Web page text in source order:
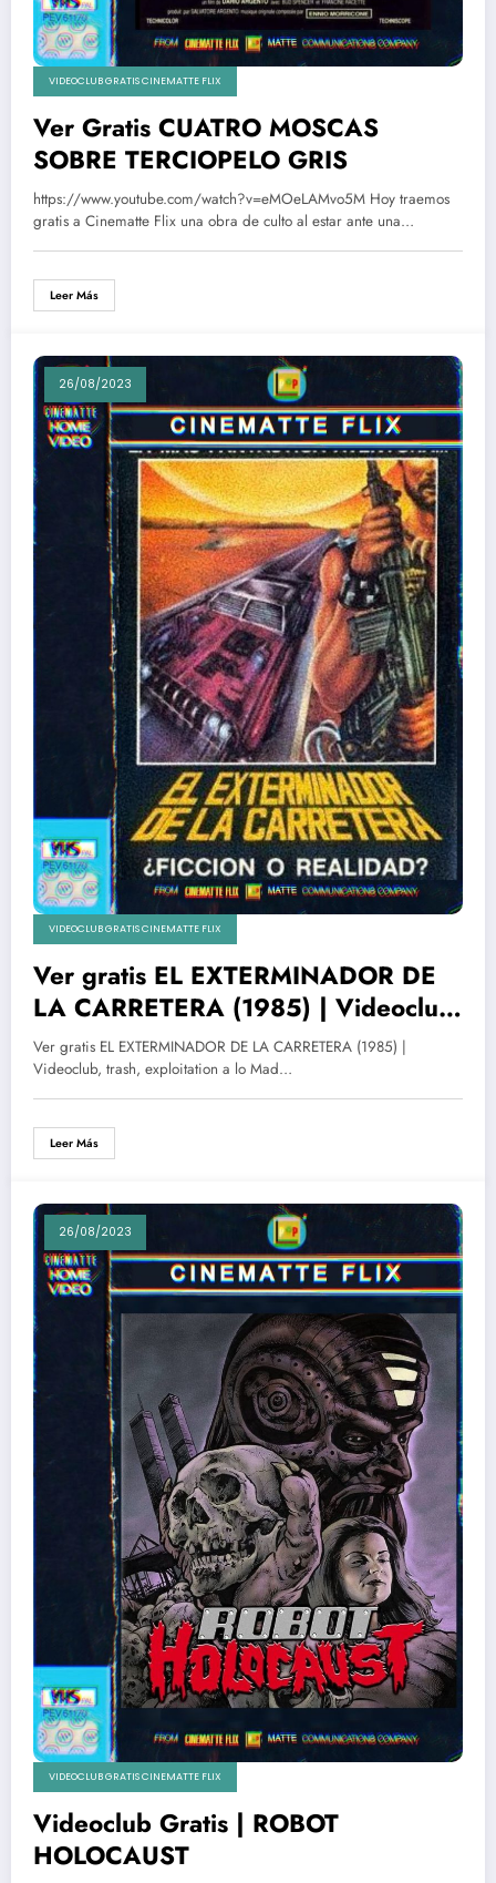
VIDEOCLUB GRATIS CINEMATTE FLIX
Ver Gratis CUATRO MOSCAS
SOBRE TERCIOPELO GRIS
https://www.youtube.com/watch?v=eMOeLAMvo5M Hoy traemos
gratis a Cinematte Flix una obra de culto al estar ante una…
Leer Más
26/08/2023
VIDEOCLUB GRATIS CINEMATTE FLIX
Ver gratis EL EXTERMINADOR DE
LA CARRETERA (1985) | Videoclub,
trash, exploitation a lo Mad Max
Ver gratis EL EXTERMINADOR DE LA CARRETERA (1985) |
Videoclub, trash, exploitation a lo Mad…
Leer Más
26/08/2023
VIDEOCLUB GRATIS CINEMATTE FLIX
Videoclub Gratis | ROBOT
HOLOCAUST